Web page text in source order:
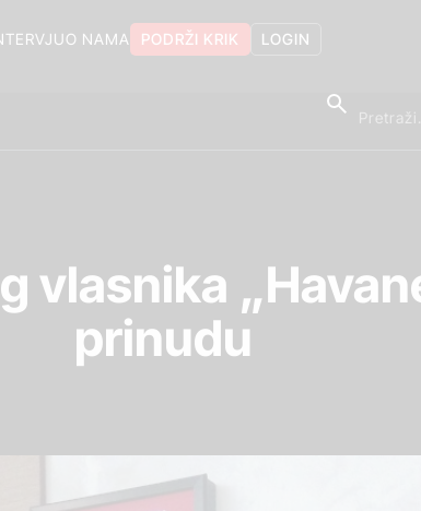
LOGIN
PODRŽI KRIK
O NAMA
vlasnika
prinudu